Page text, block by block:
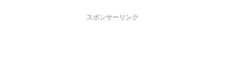
スポンサーリンク